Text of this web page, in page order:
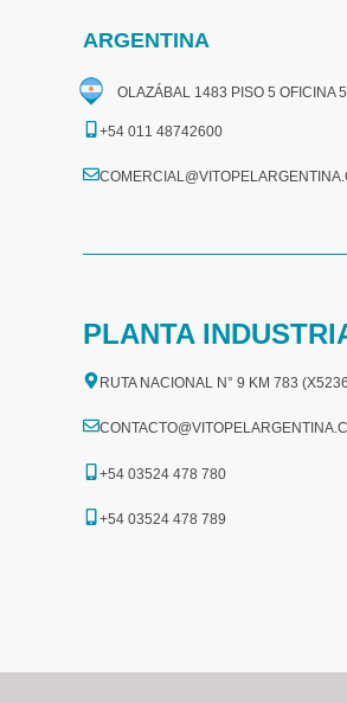
ARGENTINA
OLAZÁBAL 1483 PISO 5 OFICINA
+54 011 48742600​
PLANTA
RUTA NACIONAL N° 9 KM 783
+54 03524 478 780​
+54 03524 478 789​